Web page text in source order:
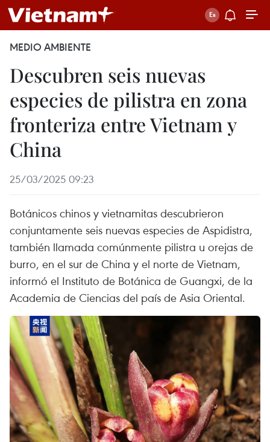
MEDIO AMBIENTE
Descubren seis nuevas
especies de pilistra en zona
fronteriza entre Vietnam y
China
25/03/2025 09:23
Botánicos chinos y vietnamitas descubrieron
conjuntamente seis nuevas especies de Aspidistra,
también llamada comúnmente pilistra u orejas de
burro, en el sur de China y el norte de Vietnam,
informó el Instituto de Botánica de Guangxi, de la
Academia de Ciencias del país de Asia Oriental.